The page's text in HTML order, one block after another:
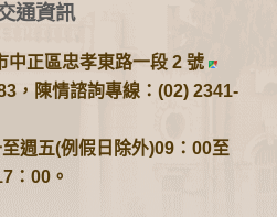
通資訊
中正區忠孝東路一段 2 號
，陳情諮詢專線：(02) 2341-
週五(例假日除外)09：00至
：00。